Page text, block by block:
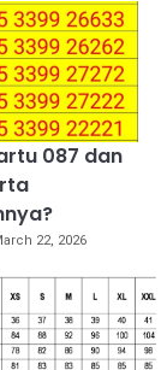
087 dan
22, 2026